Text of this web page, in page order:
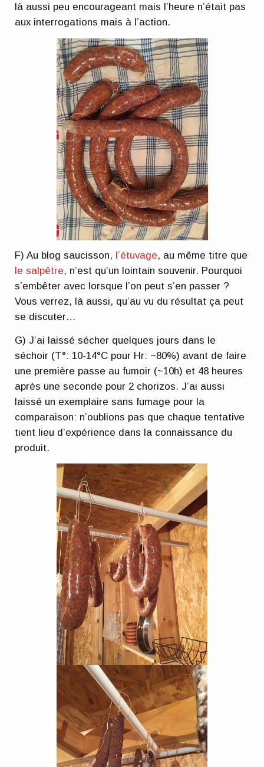
là aussi peu encourageant mais l’heure n’était pas
aux interrogations mais à l’action.
F) Au blog saucisson, l’étuvage, au même titre que
le salpêtre, n’est qu’un lointain souvenir. Pourquoi
s’embêter avec lorsque l’on peut s’en passer ?
Vous verrez, là aussi, qu’au vu du résultat ça peut
se discuter…
G) J’ai laissé sécher quelques jours dans le
séchoir (T°: 10-14°C pour Hr: ~80%) avant de faire
une première passe au fumoir (~10h) et 48 heures
après une seconde pour 2 chorizos. J’ai aussi
laissé un exemplaire sans fumage pour la
comparaison: n’oublions pas que chaque tentative
tient lieu d’expérience dans la connaissance du
produit.